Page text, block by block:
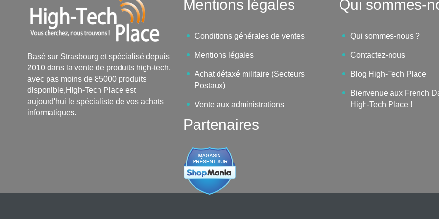
Basé sur Strasbourg et spécialisé depuis
2010 dans la vente de produits high-tech,
avec pas moins de 85000 produits
disponible,High-Tech Place est
aujourd'hui le spécialiste de vos achats
informatiques.
Mentions légales
Conditions générales de ventes
Mentions légales
Achat détaxé militaire (Secteurs
Postaux)
Vente aux administrations
Qui sommes-
Qui sommes-nous ?
Contactez-nous
Blog High-Tech Place
Bienvenue aux French
High-Tech Place !
Partenaires